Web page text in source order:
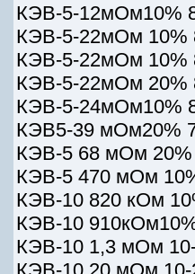
КЭВ-5-12мОм10%
КЭВ-5-22мОм 10%
КЭВ-5-22мОм 10%
КЭВ-5-22мОм 20%
КЭВ-5-24мОм10%
КЭВ5-39 мОм20%
КЭВ-5 68 мОм 20%
КЭВ-5 470 мОм
КЭВ-10 820 кОм
КЭВ-10
КЭВ-10 1,3 мОм